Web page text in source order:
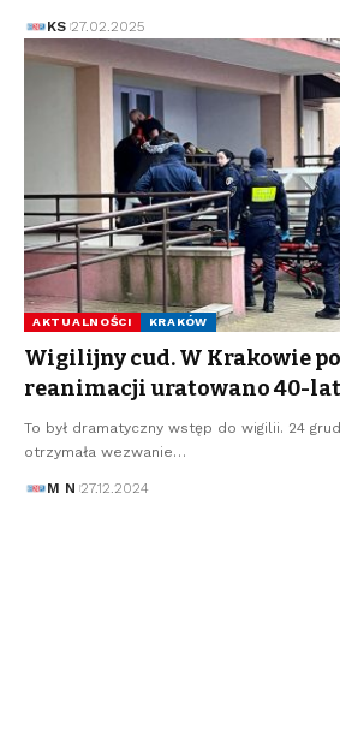
KS 27.02.2025
AKTUALNOŚCI KRAKÓW
Wigilijny cud. W Krakowie
reanimacji uratowano 40-
To był dramatyczny wstęp do wigilii. 24
otrzymała wezwanie…
M N 27.12.2024